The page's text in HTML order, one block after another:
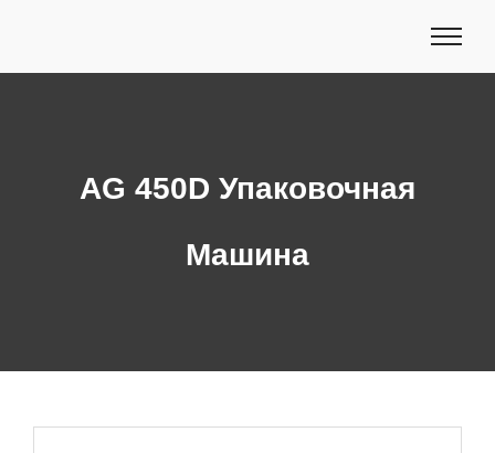
AG 450D Упаковочная
Машина